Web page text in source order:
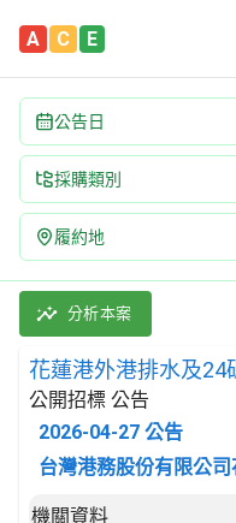
A C E
公告日
採購類別
履約地
花蓮港外港排水及24碼
採購類別：工程類 混凝
分析本案
花蓮港外港排水及24
公開招標 公告
2026-04-27 公告
台灣港務股份有限公
招標公告詳細內容
機關資料